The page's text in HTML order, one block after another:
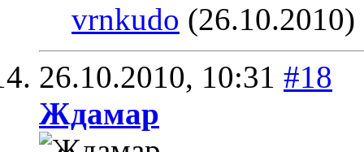
vrnkudo (26.10.2010)
26.10.2010, 10:31 #18
Ждамар